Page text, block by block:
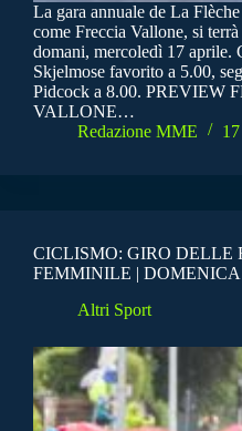
La gara annuale de La
come Freccia Vallone, si
domani, mercoledì 17 aprile.
Skjelmose favorito a 5.00,
Pidcock a 8.00. PREVIEW
VALLONE…
Redazione MME
CICLISMO: GIRO DELLE
FEMMINILE | DOMENICA
Altri Sport